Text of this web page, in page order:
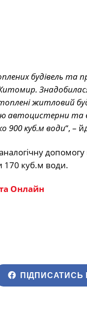
будівель та
житловий
автоцистерни та
900 куб.м води“, –
170 куб.м води.
Онлайн
ПІДПИСАТИСЬ